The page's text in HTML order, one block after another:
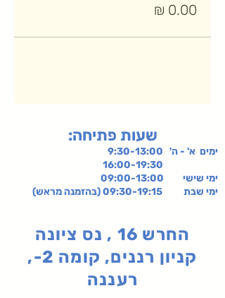
:שעות פתיחה
ימים א' - ה' 9:30-13:00
ימי שישי 09:00-13:00
ימי שבת 09:30-19:15 (בהזמנה מראש)
החרש 16 , נס ציונה
קניון רננים, קומה 2-,
רעננה